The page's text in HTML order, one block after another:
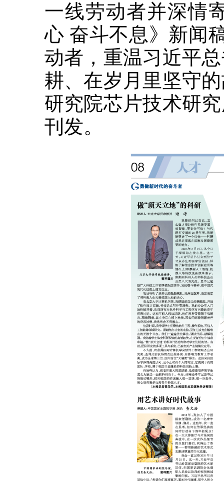
一线劳动者并深情
心 奋斗不息》新闻
动者，重温习近平
耕、在岁月里坚守
研究院芯片技术研
刊发。